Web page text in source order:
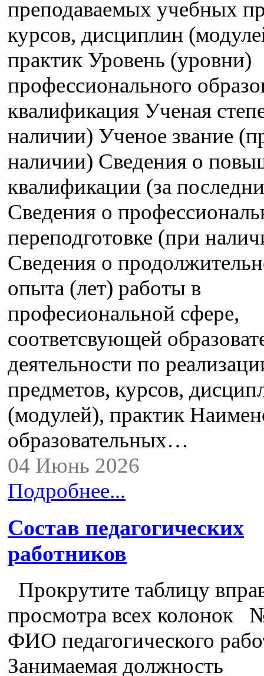
преподаваемых учебных
курсов, дисциплин
практик Уровень (уровни)
профессионального
квалификация Ученая
наличии) Ученое звание
наличии) Сведения о
квалификации (за
Сведения о
переподготовке (при
Сведения о
опыта (лет) работы в
професиональной сфере,
соответсвующей
деятельности по
предметов, курсов,
(модулей), практик
образовательных…
04 Июнь 2026
Подробнее...
Состав педагогических
работников
Прокрутите таблицу
просмотра всех колонок
ФИО педагогического
Занимаемая должность